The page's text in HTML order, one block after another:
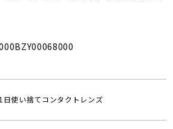
1日使い捨てコンタクトレンズ